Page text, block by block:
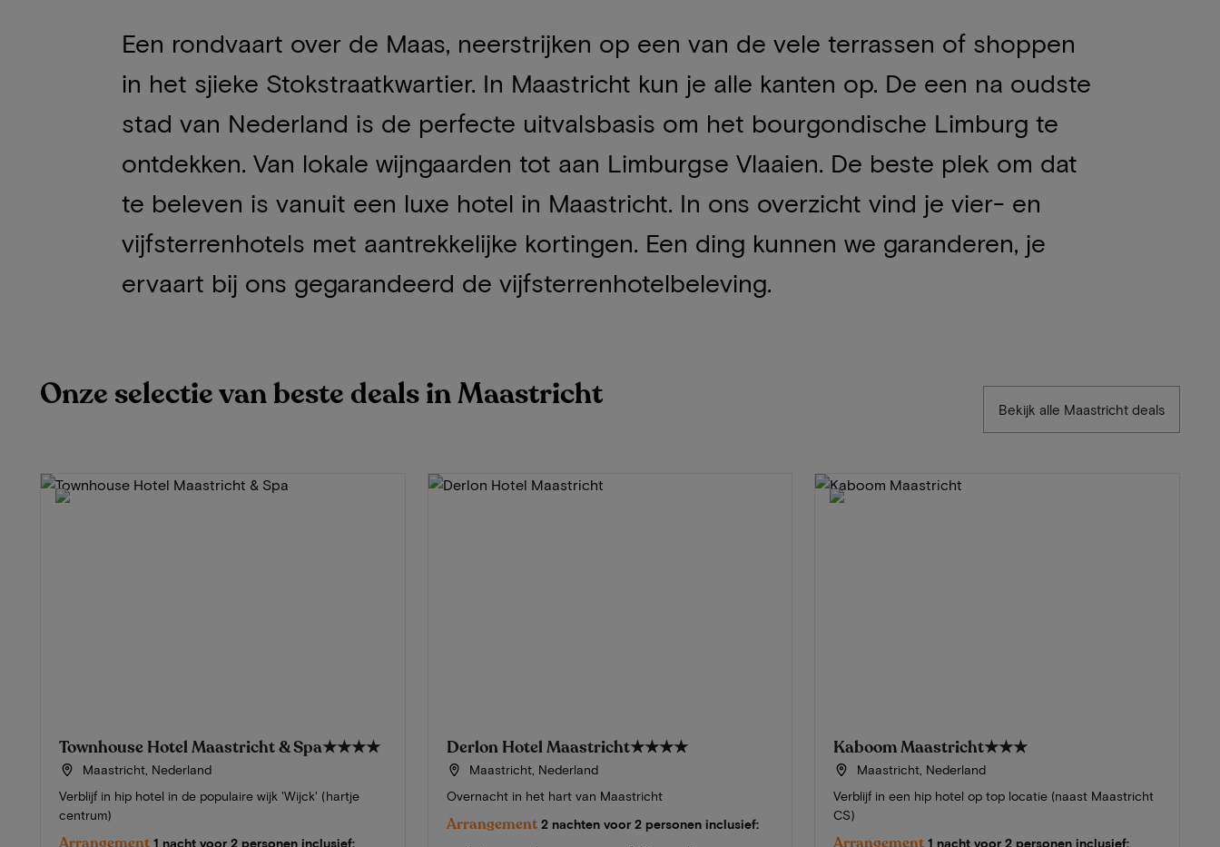
Een rondvaart over de Maas, neerstrijken op een van de vele terrassen of shoppen
in het sjieke Stokstraatkwartier. In Maastricht kun je alle kanten op. De een na oudste
stad van Nederland is de perfecte uitvalsbasis om het bourgondische Limburg te
ontdekken. Van lokale wijngaarden tot aan Limburgse Vlaaien. De beste plek om dat
te beleven is vanuit een luxe hotel in Maastricht. In ons overzicht vind je vier- en
vijfsterrenhotels met aantrekkelijke kortingen. Een ding kunnen we garanderen, je
ervaart bij ons gegarandeerd de vijfsterrenhotelbeleving.
Onze selectie van beste deals in Maastricht Bekijk alle Maastricht deals
Townhouse Hotel Maastricht & Spa★★★★
Maastricht, Nederland
Verblijf in hip hotel in de populaire wijk 'Wijck' (hartje
centrum)
1 nacht voor 2 personen inclusief:
Derlon Hotel Maastricht★★★★
Maastricht, Nederland
Overnacht in het hart van Maastricht
Arrangement 2 nachten voor 2 personen inclusief:
Kaboom Maastricht★★★
Maastricht, Nederland
Verblijf in een hip hotel op top locatie (naast Maastricht
CS)
1 nacht voor 2 personen inclusief: